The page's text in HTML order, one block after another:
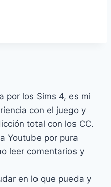
por los Sims 4, es mi
con el juego y
total con los CC.
Youtube por pura
leer comentarios y
en lo que pueda y